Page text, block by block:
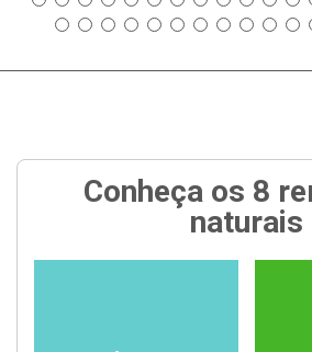
Conheça os 8
naturais